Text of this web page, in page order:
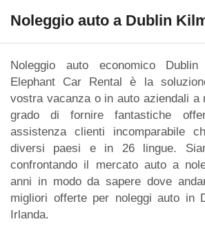
Noleggio auto a Dublin
Noleggio auto economico
Elephant Car Rental è la
vostra vacanza o in auto aziendali a
grado di fornire fantastiche
assistenza clienti incomparabile
diversi paesi e in 26 lingue.
confrontando il mercato auto a
anni in modo da sapere dove
migliori offerte per noleggi auto in
Irlanda.